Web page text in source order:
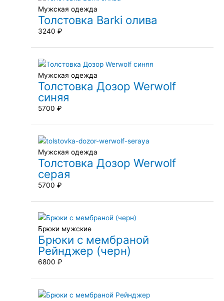
Мужская одежда
Толстовка Barki олива
3240 ₽
Мужская одежда
Толстовка Дозор Werwolf
синяя
5700 ₽
Мужская одежда
Толстовка Дозор Werwolf
серая
5700 ₽
Брюки мужские
Брюки с мембраной
Рейнджер (черн)
6800 ₽